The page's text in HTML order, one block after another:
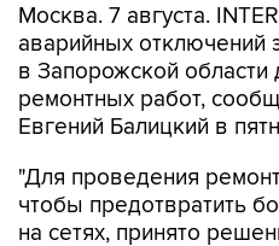
Москва. 7 августа.
аварийных отключений
в Запорожской области
ремонтных работ,
Евгений Балицкий в
"Для проведения
чтобы предотвратить
на сетях, принято